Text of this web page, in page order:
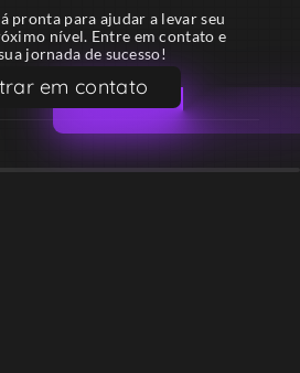
pronta para ajudar a levar seu
nível. Entre em contato e
jornada de sucesso!
em contato